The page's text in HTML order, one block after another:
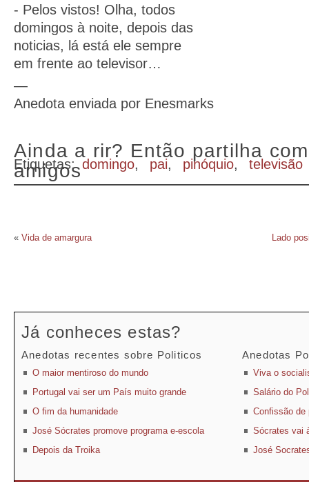
- Pelos vistos! Olha, todos
domingos à noite, depois das
noticias, lá está ele sempre
em frente ao televisor…
—
Anedota enviada por Enesmarks
Ainda a rir? Então partilha
amigos
Etiquetas: domingo, pai, pinóquio, televisão
« Vida de amargura Lado
Já conheces estas?
Anedotas recentes sobre Politicos
O maior mentiroso do mundo
Portugal vai ser um País muito grande
O fim da humanidade
José Sócrates promove programa e-escola
Depois da Troika
Anedotas
Viva o
Salário do
Confissão de
Sócrates vai
José